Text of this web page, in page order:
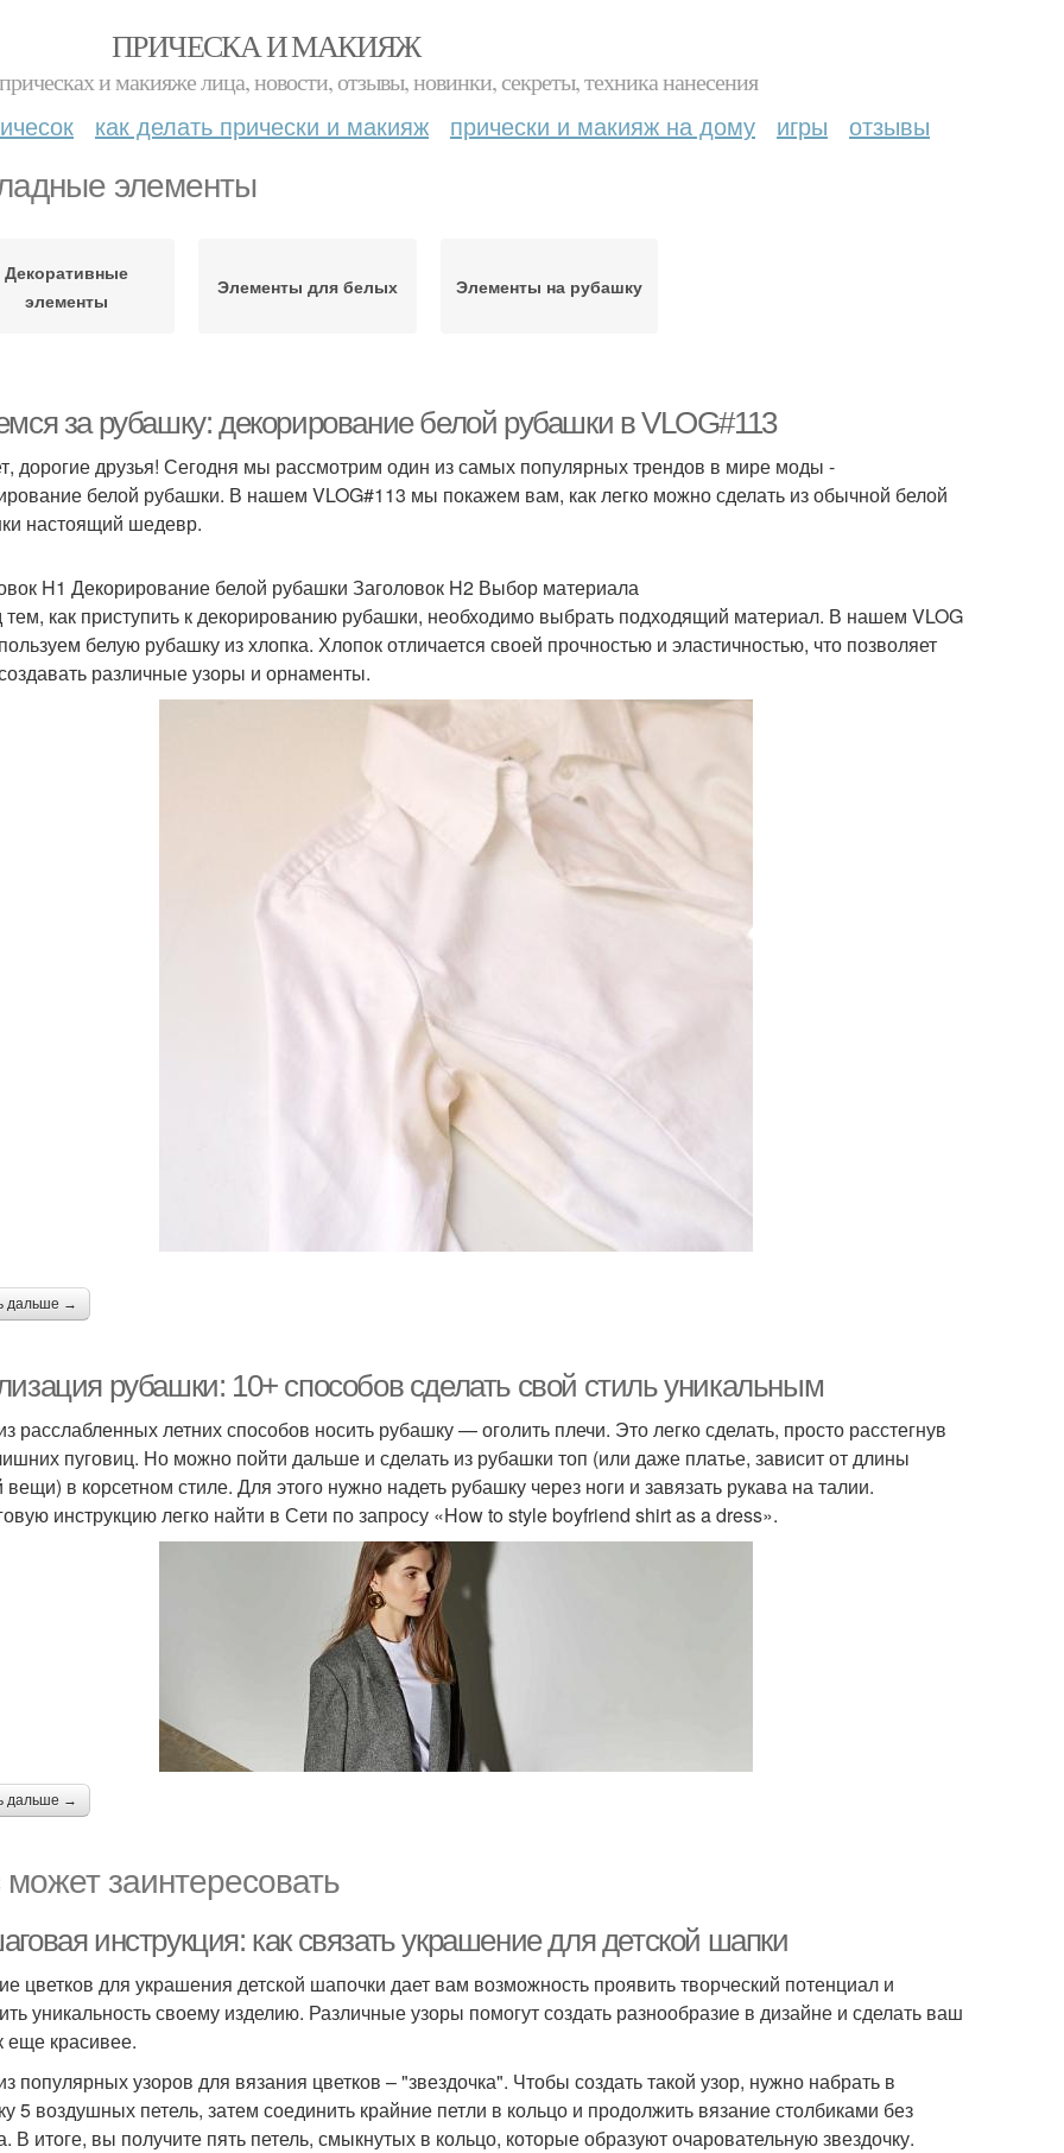
ПРИЧЕСКА И МАКИЯЖ
и макияже лица, новости, отзывы, новинки, секреты, техника нанесения
как делать прически и макияж прически и макияж на дому игры отзывы
элементы
Декоративные
элементы
Элементы для белых Элементы на рубашку
за рубашку: декорирование белой рубашки в VLOG#113
дорогие друзья! Сегодня мы рассмотрим один из самых популярных трендов в мире моды -
белой рубашки. В нашем VLOG#113 мы покажем вам, как легко можно сделать из обычной белой
настоящий шедевр.
H1 Декорирование белой рубашки Заголовок H2 Выбор материала
как приступить к декорированию рубашки, необходимо выбрать подходящий материал. В нашем VLOG
белую рубашку из хлопка. Хлопок отличается своей прочностью и эластичностью, что позволяет
различные узоры и орнаменты.
дальше →
рубашки: 10+ способов сделать свой стиль уникальным
расслабленных летних способов носить рубашку — оголить плечи. Это легко сделать, просто расстегнув
пуговиц. Но можно пойти дальше и сделать из рубашки топ (или даже платье, зависит от длины
в корсетном стиле. Для этого нужно надеть рубашку через ноги и завязать рукава на талии.
инструкцию легко найти в Сети по запросу «How to style boyfriend shirt as a dress».
дальше →
заинтересовать
инструкция: как связать украшение для детской шапки
цветков для украшения детской шапочки дает вам возможность проявить творческий потенциал и
уникальность своему изделию. Различные узоры помогут создать разнообразие в дизайне и сделать ваш
еще красивее.
популярных узоров для вязания цветков – "звездочка". Чтобы создать такой узор, нужно набрать в
5 воздушных петель, затем соединить крайние петли в кольцо и продолжить вязание столбиками без
В итоге, вы получите пять петель, смыкнутых в кольцо, которые образуют очаровательную звездочку.